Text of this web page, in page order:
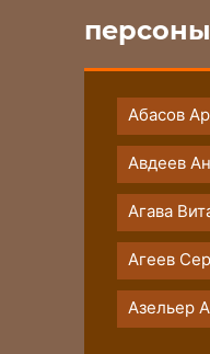
персоны
Абасов
Авдеев
Агава
Агеев
Азельер